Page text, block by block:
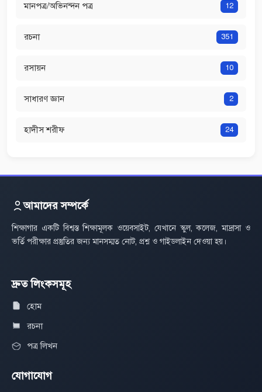
মানপত্র/অভিনন্দন পত্র 12
রচনা 351
রসায়ন 10
সাধারণ জ্ঞান 2
হাদীস শরীফ 24
আমাদের সম্পর্কে
শিক্ষাগার একটি বিশ্বস্ত শিক্ষামূলক ওয়েবসাইট, যেখানে স্কুল, কলেজ, মাদ্রাসা ও
ভর্তি পরীক্ষার প্রস্তুতির জন্য মানসম্মত নোট, প্রশ্ন ও গাইডলাইন দেওয়া হয়।
দ্রুত লিংকসমূহ
হোম
রচনা
পত্র লিখন
যোগাযোগ